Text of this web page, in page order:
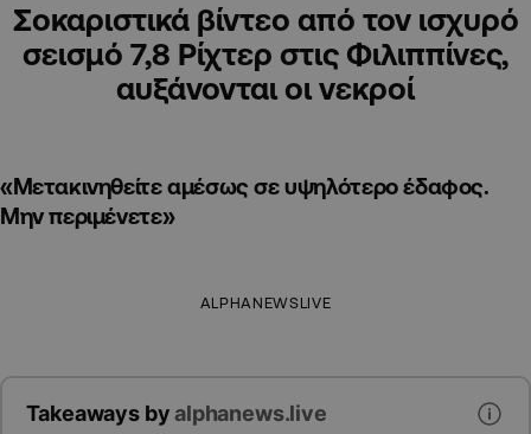
Σοκαριστικά βίντεο από τον ισχυρό
σεισμό 7,8 Ρίχτερ στις Φιλιππίνες,
αυξάνονται οι νεκροί
«Μετακινηθείτε αμέσως σε υψηλότερο έδαφος.
Μην περιμένετε»
ALPHANEWSLIVE
Takeaways byalphanews.live